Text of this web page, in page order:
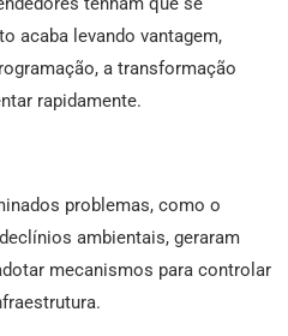
acaba levando vantagem,
a transformação
rapidamente.
problemas, como o
ambientais, geraram
mecanismos para controlar